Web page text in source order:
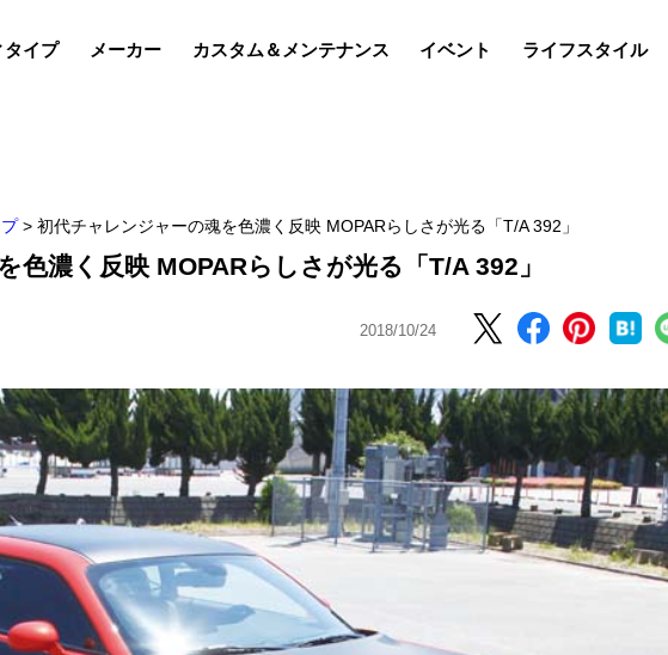
タイプ メーカー カスタム＆メンテナンス イベント ライフスタイル
> 初代チャレンジャーの魂を色濃く反映 MOPARらしさが光る「T/A 392」
色濃く反映 MOPARらしさが光る「T/A 392」
2018/10/24